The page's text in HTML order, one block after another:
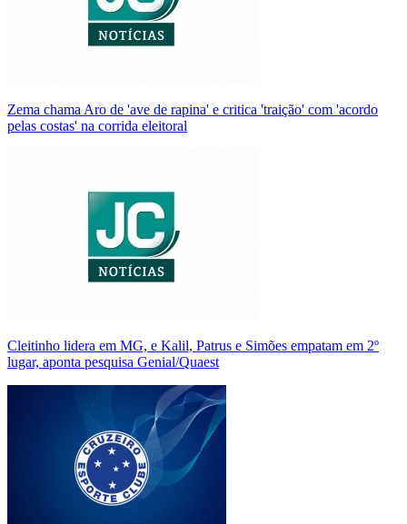
Zema chama Aro de 'ave de rapina' e critica 'traição' com 'acordo
pelas costas' na corrida eleitoral
Cleitinho lidera em MG, e Kalil, Patrus e Simões empatam em 2º
lugar, aponta pesquisa Genial/Quaest